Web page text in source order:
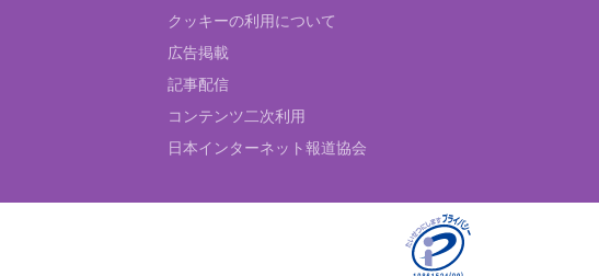
クッキーの利用について
広告掲載
記事配信
コンテンツ二次利用
日本インターネット報道協会